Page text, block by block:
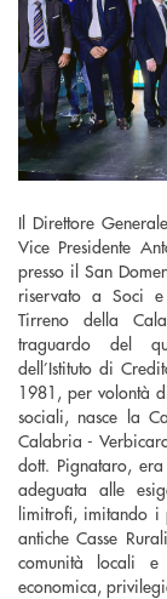
Il Direttore
Vice Presidente
presso il San
riservato a Soci e
Tirreno della
traguardo del
dell’Istituto di
1981, per volontà
sociali, nasce la
Calabria -
dott. Pignataro,
adeguata alle
limitrofi, imitando
antiche Casse
comunità locali
economica,